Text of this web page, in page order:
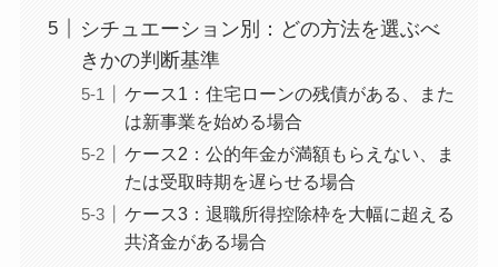
シチュエーション別：どの方法を選ぶべ
きかの判断基準
ケース1：住宅ローンの残債がある、また
は新事業を始める場合
ケース2：公的年金が満額もらえない、ま
たは受取時期を遅らせる場合
ケース3：退職所得控除枠を大幅に超える
共済金がある場合